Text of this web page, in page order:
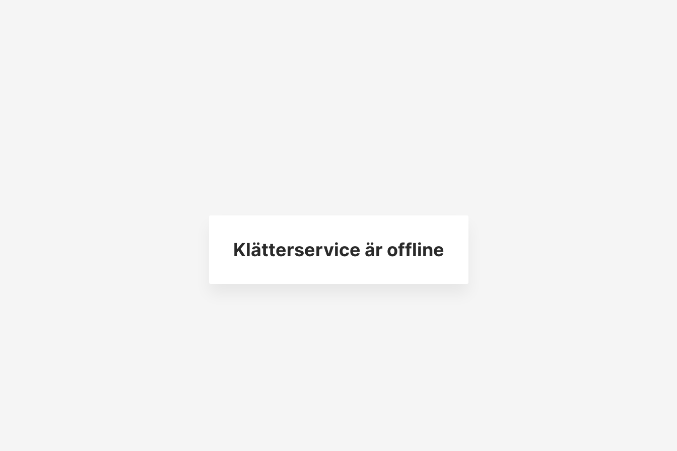
Klätterservice är offline